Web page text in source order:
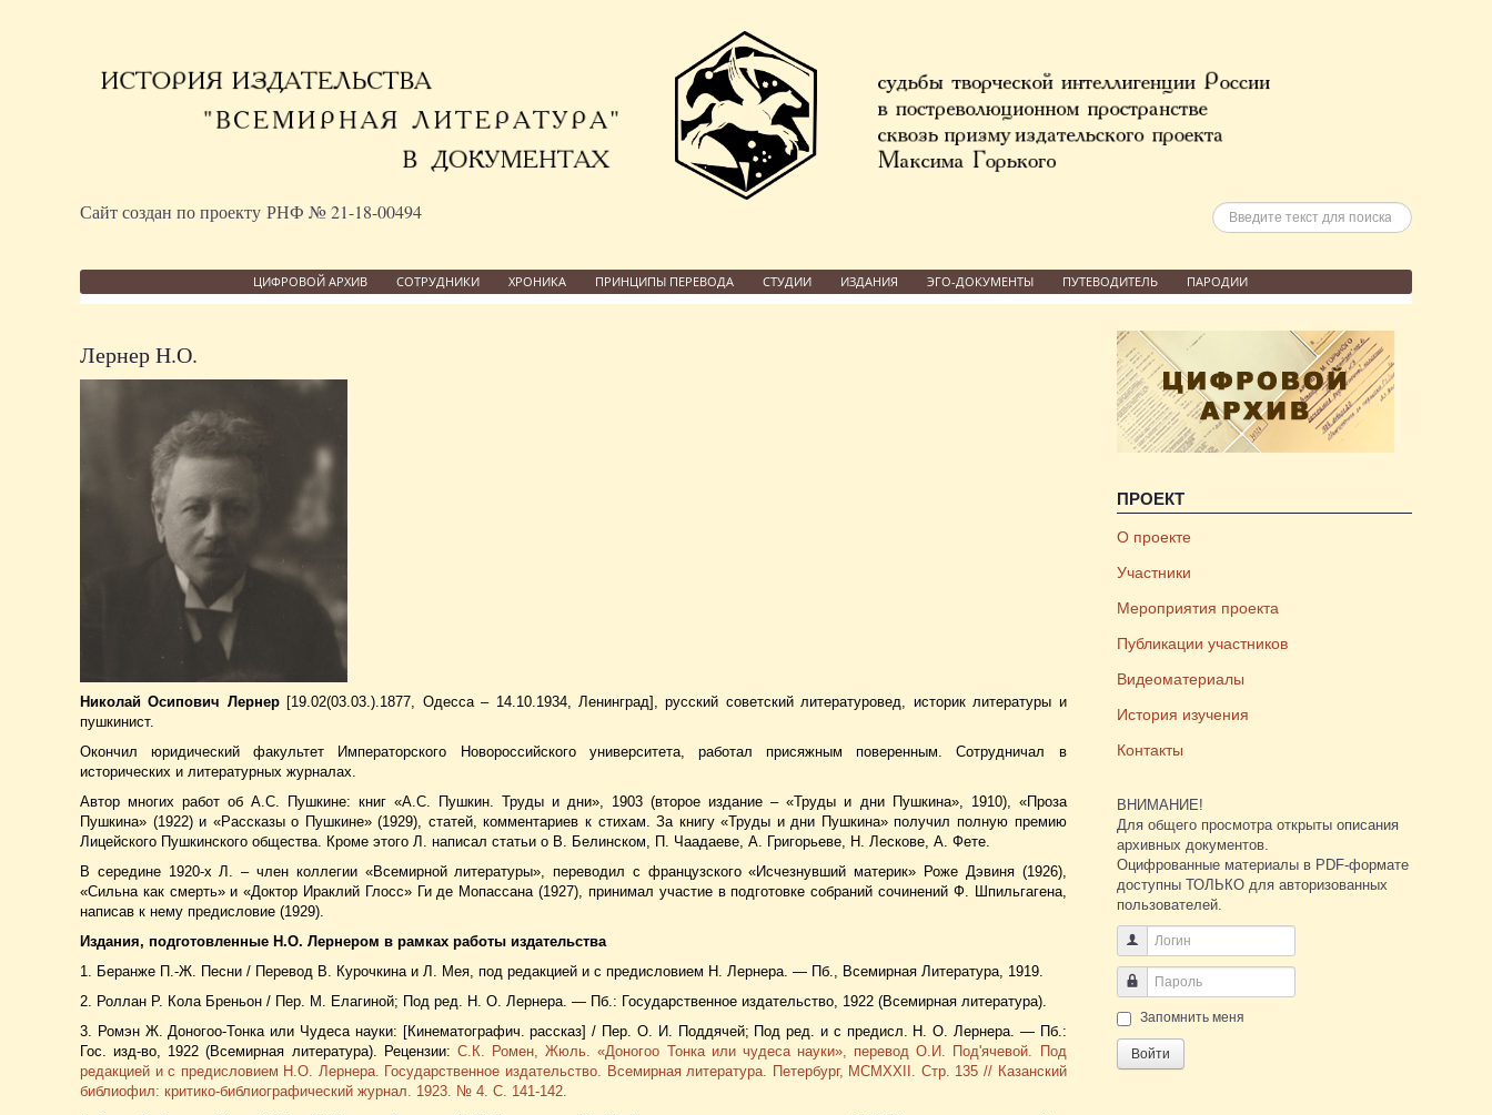
Сайт создан по проекту РНФ № 21-18-00494 Искать
ЦИФРОВОЙ АРХИВ СОТРУДНИКИ ХРОНИКА ПРИНЦИПЫ ПЕРЕВОДА СТУДИИ ИЗДАНИЯ ЭГО-ДОКУМЕНТЫ ПУТЕВОДИТЕЛЬ ПАРОДИИ
Лернер Н.О.
Николай Осипович Лернер [19.02(03.03.).1877, Одесса – 14.10.1934, Ленинград], русский советский литературовед, историк литературы и
пушкинист.
Окончил юридический факультет Императорского Новороссийского университета, работал присяжным поверенным. Сотрудничал в
исторических и литературных журналах.
Автор многих работ об А.С. Пушкине: книг «А.С. Пушкин. Труды и дни», 1903 (второе издание – «Труды и дни Пушкина», 1910), «Проза
Пушкина» (1922) и «Рассказы о Пушкине» (1929), статей, комментариев к стихам. За книгу «Труды и дни Пушкина» получил полную премию
Лицейского Пушкинского общества. Кроме этого Л. написал статьи о В. Белинском, П. Чаадаеве, А. Григорьеве, Н. Лескове, А. Фете.
В середине 1920-х Л. – член коллегии «Всемирной литературы», переводил с французского «Исчезнувший материк» Роже Дэвиня (1926),
«Сильна как смерть» и «Доктор Ираклий Глосс» Ги де Мопассана (1927), принимал участие в подготовке собраний сочинений Ф. Шпильгагена,
написав к нему предисловие (1929).
Издания, подготовленные Н.О. Лернером в рамках работы издательства
1. Беранже П.-Ж. Песни / Перевод В. Курочкина и Л. Мея, под редакцией и с предисловием Н. Лернера. — Пб., Всемирная Литература, 1919.
2. Роллан Р. Кола Бреньон / Пер. М. Елагиной; Под ред. Н. О. Лернера. — Пб.: Государственное издательство, 1922 (Всемирная литература).
3. Ромэн Ж. Доногоо-Тонка или Чудеса науки: [Кинематографич. рассказ] / Пер. О. И. Поддячей; Под ред. и с предисл. Н. О. Лернера. — Пб.:
Гос. изд-во, 1922 (Всемирная литература). Рецензии: С.К. Ромен, Жюль. «Доногоо Тонка или чудеса науки», перевод О.И. Под'ячевой. Под
редакцией и с предисловием Н.О. Лернера. Государственное издательство. Всемирная литература. Петербург, MCMXXII. Стр. 135 // Казанский
библиофил: критико-библиографический журнал. 1923. № 4. С. 141-142.
ПРОЕКТ
О проекте
Участники
Мероприятия проекта
Публикации участников
Видеоматериалы
История изучения
Контакты
ВНИМАНИЕ!
Для общего просмотра открыты описания
архивных документов.
Оцифрованные материалы в PDF-формате
доступны ТОЛЬКО для авторизованных
пользователей.
Логин
Пароль
Запомнить меня
Войти